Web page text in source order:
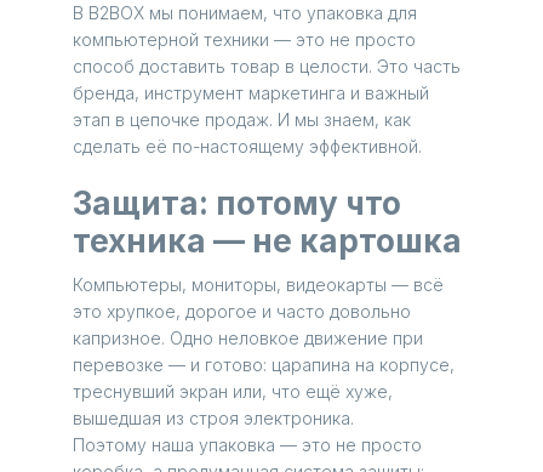
В B2BOX мы понимаем, что упаковка для
компьютерной техники — это не просто
способ доставить товар в целости. Это часть
бренда, инструмент маркетинга и важный
этап в цепочке продаж. И мы знаем, как
сделать её по-настоящему эффективной.
Защита: потому что
техника — не картошка
Компьютеры, мониторы, видеокарты — всё
это хрупкое, дорогое и часто довольно
капризное. Одно неловкое движение при
перевозке — и готово: царапина на корпусе,
треснувший экран или, что ещё хуже,
вышедшая из строя электроника.
Поэтому наша упаковка — это не просто